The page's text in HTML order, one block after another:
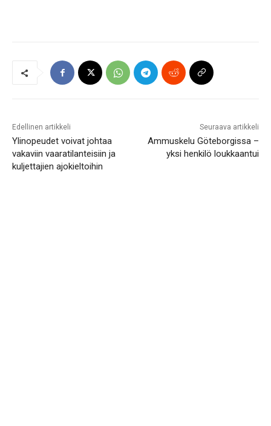
Edellinen artikkeli
Ylinopeudet voivat johtaa
vakaviin vaaratilanteisiin ja
kuljettajien ajokieltoihin
Seuraava artikkeli
Ammuskelu Göteborgissa –
yksi henkilö loukkaantui